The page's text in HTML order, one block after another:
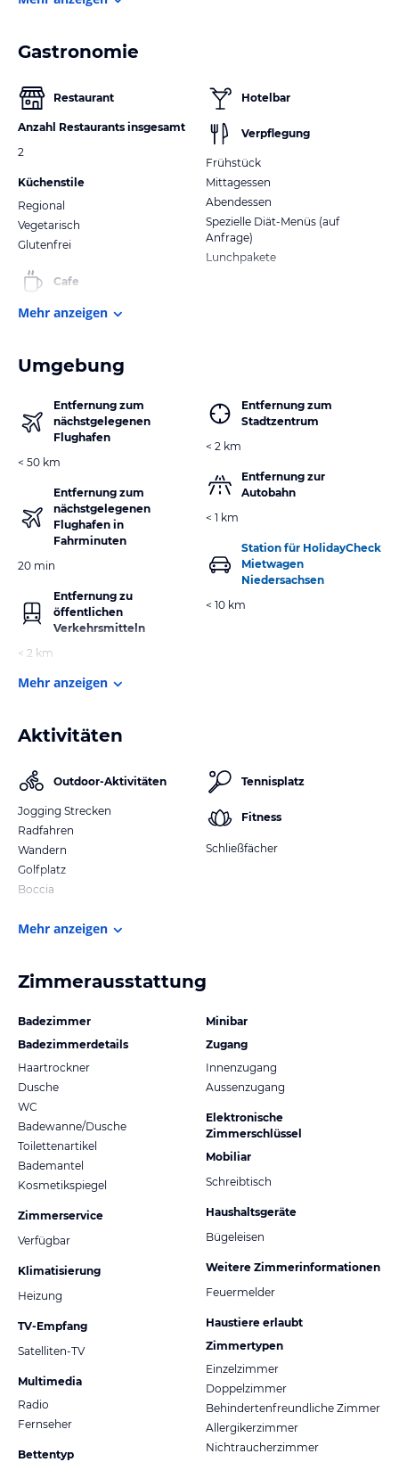
Gastronomie
Restaurant
Anzahl Restaurants insgesamt
2
Küchenstile
Regional
Vegetarisch
Glutenfrei
Cafe
Hotelbar
Verpflegung
Frühstück
Mittagessen
Abendessen
Spezielle Diät-Menüs (auf
Anfrage)
Lunchpakete
Mehr anzeigen
Umgebung
Entfernung zum
nächstgelegenen
Flughafen
< 50 km
Entfernung zum
nächstgelegenen
Flughafen in
Fahrminuten
20 min
Entfernung zu
öffentlichen
Verkehrsmitteln
< 2 km
Entfernung zum
Stadtzentrum
< 2 km
Entfernung zur
Autobahn
< 1 km
Station für HolidayCheck
Mietwagen
Niedersachsen
< 10 km
Mehr anzeigen
Aktivitäten
Outdoor-Aktivitäten
Jogging Strecken
Radfahren
Wandern
Golfplatz
Boccia
Tennisplatz
Fitness
Schließfächer
Mehr anzeigen
Zimmerausstattung
Badezimmer
Badezimmerdetails
Haartrockner
Dusche
WC
Badewanne/Dusche
Toilettenartikel
Bademantel
Kosmetikspiegel
Zimmerservice
Verfügbar
Klimatisierung
Heizung
TV-Empfang
Satelliten-TV
Multimedia
Radio
Fernseher
Bettentyp
Minibar
Zugang
Innenzugang
Aussenzugang
Elektronische
Zimmerschlüssel
Mobiliar
Schreibtisch
Haushaltsgeräte
Bügeleisen
Weitere Zimmerinformationen
Feuermelder
Haustiere erlaubt
Zimmertypen
Einzelzimmer
Doppelzimmer
Behindertenfreundliche Zimmer
Allergikerzimmer
Nichtraucherzimmer